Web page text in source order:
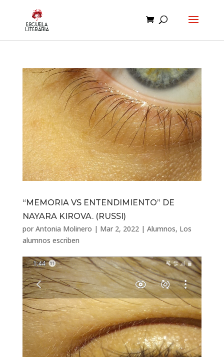
“MEMORIA VS ENTENDIMIENTO” DE
NAYARA KIROVA. (RUSSI)
por Antonia Molinero | Mar 2, 2022| Alumnos, Los
alumnos escriben